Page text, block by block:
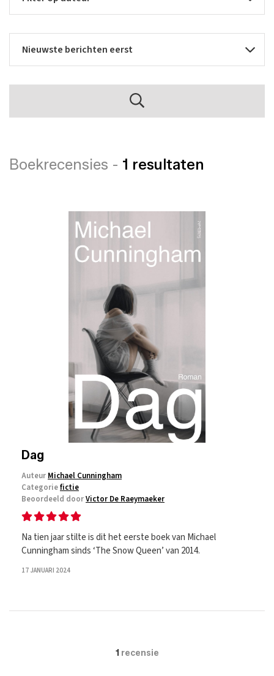
Boekrecensies - 1 resultaten
Dag
Auteur Michael Cunningham
Categoriefictie
Beoordeeld doorVictor De Raeymaeker
Na tien jaar stilte is dit het eerste boek van Michael
Cunningham sinds ‘The Snow Queen’ van 2014.
17 JANUARI 2024
1 recensie